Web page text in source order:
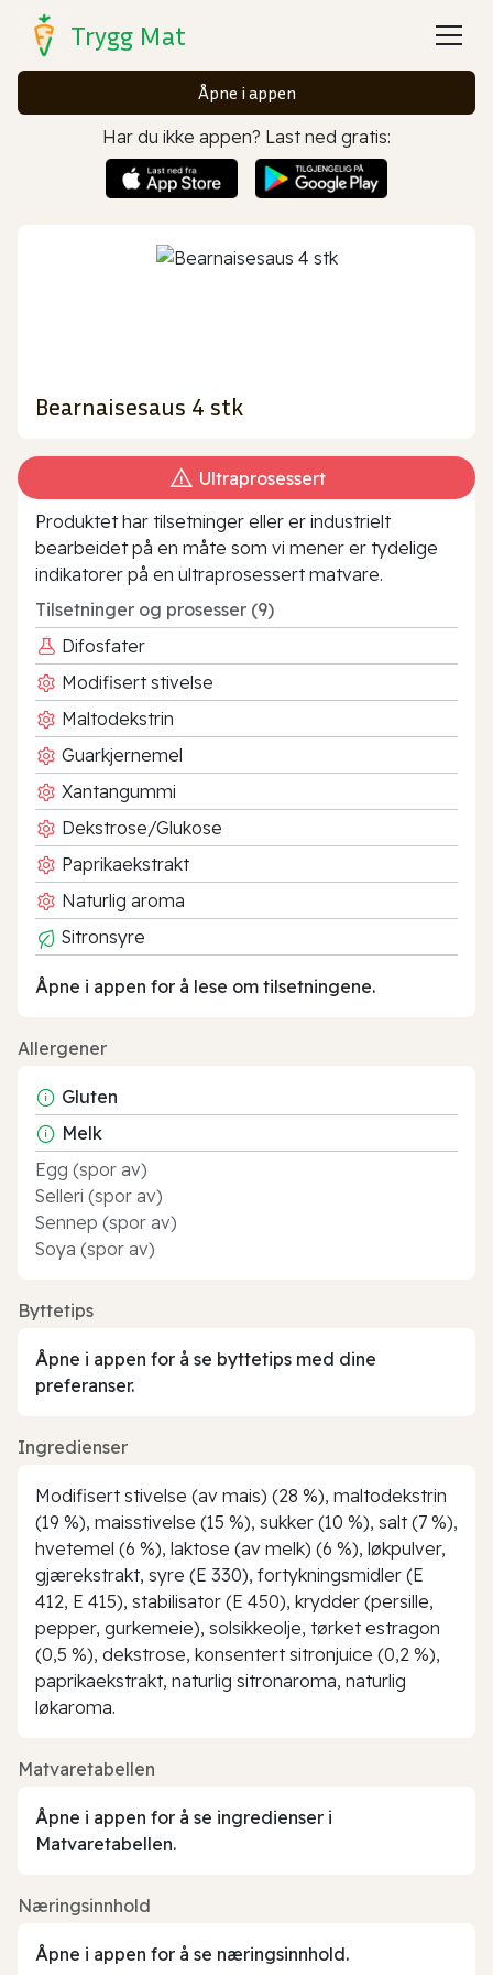
Trygg Mat
Åpne i appen
Har du ikke appen? Last ned gratis:
Bearnaisesaus 4 stk
Ultraprosessert
Produktet har tilsetninger eller er industrielt
bearbeidet på en måte som vi mener er tydelige
indikatorer på en ultraprosessert matvare.
Tilsetninger og prosesser (9)
Difosfater
Modifisert stivelse
Maltodekstrin
Guarkjernemel
Xantangummi
Dekstrose/Glukose
Paprikaekstrakt
Naturlig aroma
Sitronsyre
Åpne i appen for å lese om tilsetningene.
Allergener
Gluten
Melk
Egg (spor av)
Selleri (spor av)
Sennep (spor av)
Soya (spor av)
Byttetips
Åpne i appen for å se byttetips med dine
preferanser.
Ingredienser
Modifisert stivelse (av mais) (28 %), maltodekstrin
(19 %), maisstivelse (15 %), sukker (10 %), salt (7 %),
hvetemel (6 %), laktose (av melk) (6 %), løkpulver,
gjærekstrakt, syre (E 330), fortykningsmidler (E
412, E 415), stabilisator (E 450), krydder (persille,
pepper, gurkemeie), solsikkeolje, tørket estragon
(0,5 %), dekstrose, konsentert sitronjuice (0,2 %),
paprikaekstrakt, naturlig sitronaroma, naturlig
løkaroma.
Matvaretabellen
Åpne i appen for å se ingredienser i
Matvaretabellen.
Næringsinnhold
Åpne i appen for å se næringsinnhold.